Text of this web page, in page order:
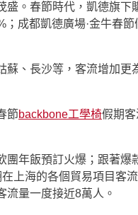
。春節時代，凱德旗
成都凱德廣場·金牛春
、長沙等，客流增加
節backbone工學椅假期
年飯預訂火爆；跟著爆
上海的各個貿易項目客
量一度接近8萬人。